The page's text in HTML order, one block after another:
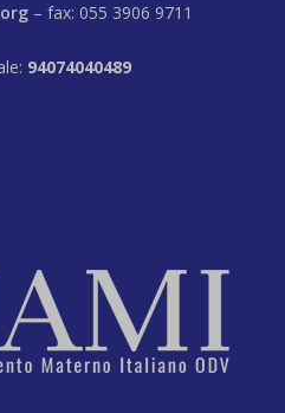
– fax: 055 3906 9711
94074040489